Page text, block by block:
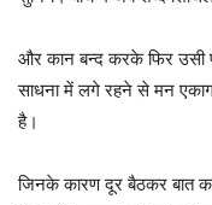
और कान बन्द करके फिर उसी
साधना में लगे रहने से मन एकाग्र
है।
जिनके कारण दूर बैठकर बात